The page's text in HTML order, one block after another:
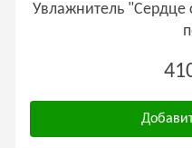
Увлажнитель "Сердце